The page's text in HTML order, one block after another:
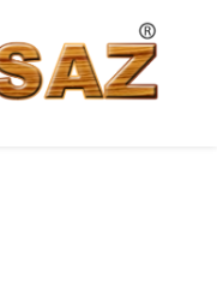
/ SATIŞ
||
İMALAT /
Cura, Solak, Dede,
imalat bağlamalar